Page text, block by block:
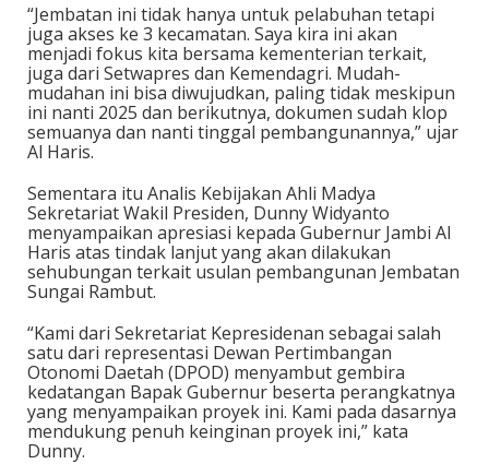
“Jembatan ini tidak hanya untuk pelabuhan tetapi
juga akses ke 3 kecamatan. Saya kira ini akan
menjadi fokus kita bersama kementerian terkait,
juga dari Setwapres dan Kemendagri. Mudah-
mudahan ini bisa diwujudkan, paling tidak meskipun
ini nanti 2025 dan berikutnya, dokumen sudah klop
semuanya dan nanti tinggal pembangunannya,” ujar
Al Haris.
Sementara itu Analis Kebijakan Ahli Madya
Sekretariat Wakil Presiden, Dunny Widyanto
menyampaikan apresiasi kepada Gubernur Jambi Al
Haris atas tindak lanjut yang akan dilakukan
sehubungan terkait usulan pembangunan Jembatan
Sungai Rambut.
“Kami dari Sekretariat Kepresidenan sebagai salah
satu dari representasi Dewan Pertimbangan
Otonomi Daetah (DPOD) menyambut gembira
kedatangan Bapak Gubernur beserta perangkatnya
yang menyampaikan proyek ini. Kami pada dasarnya
mendukung penuh keinginan proyek ini,” kata
Dunny.